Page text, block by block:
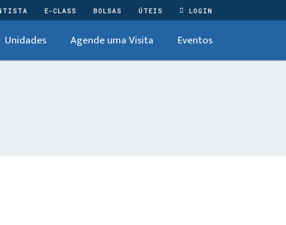
E-CLASS BOLSAS ÚTEIS LOGIN
Unidades Agende uma Visita Eventos